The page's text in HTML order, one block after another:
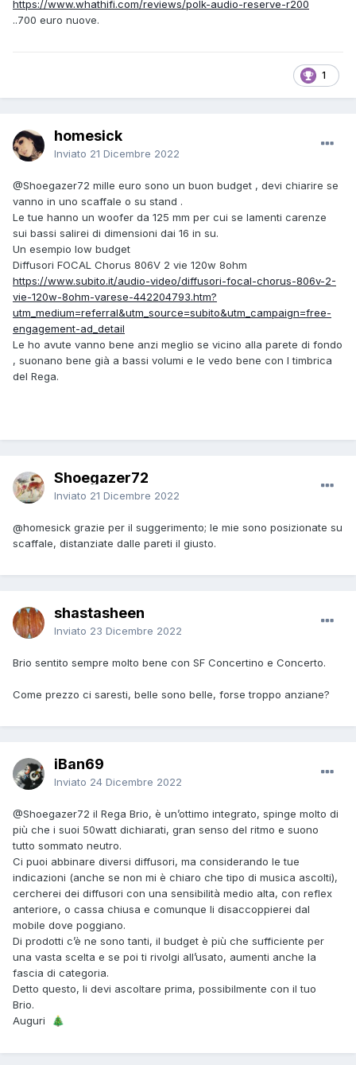
https://www.whathifi.com/reviews/polk-audio-reserve-r200
..700 euro nuove.
1
homesick
Inviato 21 Dicembre 2022
@Shoegazer72 mille euro sono un buon budget , devi chiarire se
vanno in uno scaffale o su stand .
Le tue hanno un woofer da 125 mm per cui se lamenti carenze
sui bassi salirei di dimensioni dai 16 in su.
Un esempio low budget
Diffusori FOCAL Chorus 806V 2 vie 120w 8ohm
https://www.subito.it/audio-video/diffusori-focal-chorus-806v-2-
vie-120w-8ohm-varese-442204793.htm?
utm_medium=referral&utm_source=subito&utm_campaign=free-
engagement-ad_detail
Le ho avute vanno bene anzi meglio se vicino alla parete di fondo
, suonano bene già a bassi volumi e le vedo bene con l timbrica
del Rega.
Shoegazer72
Inviato 21 Dicembre 2022
@homesick grazie per il suggerimento; le mie sono posizionate su
scaffale, distanziate dalle pareti il giusto.
shastasheen
Inviato 23 Dicembre 2022
Brio sentito sempre molto bene con SF Concertino e Concerto.
Come prezzo ci saresti, belle sono belle, forse troppo anziane?
iBan69
Inviato 24 Dicembre 2022
@Shoegazer72 il Rega Brio, è un’ottimo integrato, spinge molto di
più che i suoi 50watt dichiarati, gran senso del ritmo e suono
tutto sommato neutro.
Ci puoi abbinare diversi diffusori, ma considerando le tue
indicazioni (anche se non mi è chiaro che tipo di musica ascolti),
cercherei dei diffusori con una sensibilità medio alta, con reflex
anteriore, o cassa chiusa e comunque li disaccoppierei dal
mobile dove poggiano.
Di prodotti c’è ne sono tanti, il budget è più che sufficiente per
una vasta scelta e se poi ti rivolgi all’usato, aumenti anche la
fascia di categoria.
Detto questo, li devi ascoltare prima, possibilmente con il tuo
Brio.
Auguri
🎄